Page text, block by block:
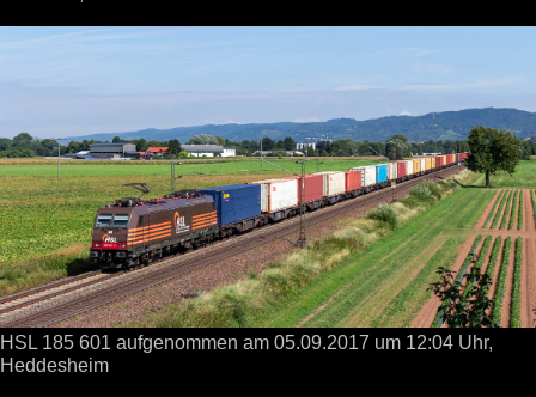
HSL 185 601 aufgenommen am 05.09.2017 um 12:04 Uhr,
Heddesheim